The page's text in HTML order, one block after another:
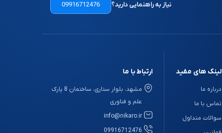
نیاز به راهنمایی دارید؟ 09916712476
لینک های مفید
درباره ما
تماس با ما
سوالات متداول
ارتباط با ما
مشهد، بلوار ستاری، ساختمان 8 پارک
علم و فناوری
info@nikaro.ir
09916712476